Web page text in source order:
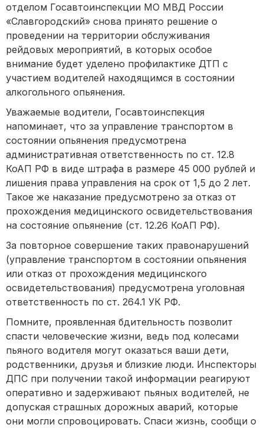
отделом Госавтоинспекции МО МВД России
«Славгородский» снова принято решение о
проведении на территории обслуживания
рейдовых мероприятий, в которых особое
внимание будет уделено профилактике ДТП с
участием водителей находящимся в состоянии
алкогольного опьянения.
Уважаемые водители, Госавтоинспекция
напоминает, что за управление транспортом в
состоянии опьянения предусмотрена
административная ответственность по ст. 12.8
КоАП РФ в виде штрафа в размере 45 000 рублей и
лишения права управления на срок от 1,5 до 2 лет.
Такое же наказание предусмотрено за отказ от
прохождения медицинского освидетельствования
на состояние опьянение (ст. 12.26 КоАП РФ).
За повторное совершение таких правонарушений
(управление транспортом в состоянии опьянения
или отказ от прохождения медицинского
освидетельствования) предусмотрена уголовная
ответственность по ст. 264.1 УК РФ.
Помните, проявленная бдительность позволит
спасти человеческие жизни, ведь под колесами
пьяного водителя могут оказаться ваши дети,
родственники, друзья и близкие люди. Инспекторы
ДПС при получении такой информации реагируют
оперативно и задерживают пьяных водителей, не
допуская страшных дорожных аварий, которые
они могли спровоцировать. Спаси жизнь, сообщи о